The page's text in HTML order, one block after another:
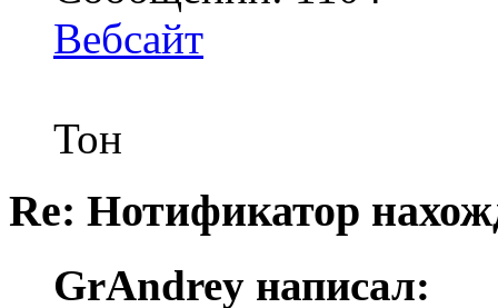
Вебсайт
Тон
Re: Нотификатор
GrAndrey написал: